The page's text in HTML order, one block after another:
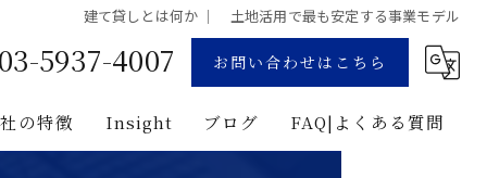
建て貸しとは何か ｜ 土地活用で最も安定する事業モデル
5937-4007 お問い合わせはこちら
の特徴 Insight ブログ FAQ|よくある質問